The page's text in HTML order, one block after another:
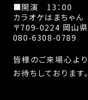
■開演 13：00
カラオケはまちゃん
〒709-0224 岡山
080-6308-0789
皆様のご来場心より
お待ちしております。